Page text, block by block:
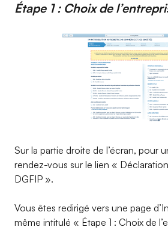
Étape 1 : Choix de
Sur la partie droite de l’écran, pour
rendez-vous sur le lien «
DGFIP ».
Vous êtes redirigé vers une page
même intitulé « Étape 1 : Choix de